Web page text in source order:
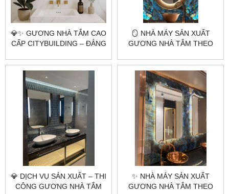
💎✨ GƯƠNG NHÀ TẮM CAO
CẤP CITYBUILDING – ĐẲNG
HOÀN HẢO ✨💎
🪞 NHÀ MÁY SẢN XUẤT
GƯƠNG NHÀ TẮM THEO
CHUYÊN GIA GƯƠNG CAO
CẤP HÀ NỘI & TP.HCM
💎 DỊCH VỤ SẢN XUẤT – THI
CÔNG GƯƠNG NHÀ TẮM
✨ NHÀ MÁY SẢN XUẤT
GƯƠNG NHÀ TẮM THEO